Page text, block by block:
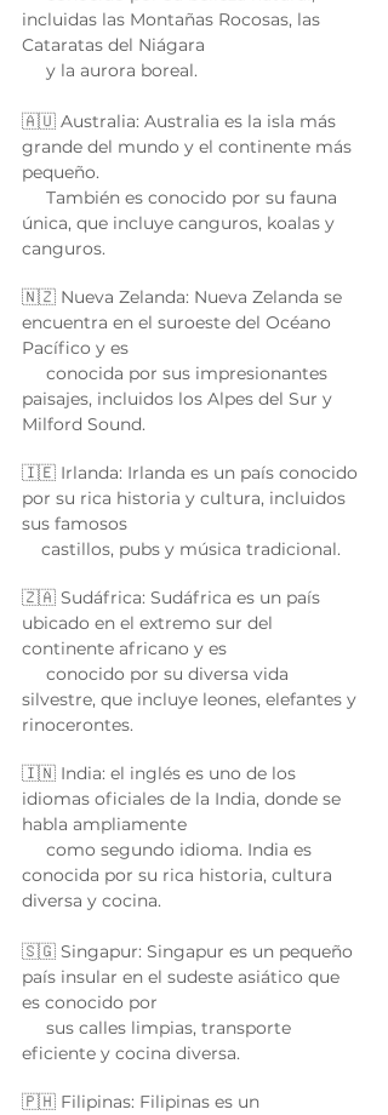
incluidas las Montañas Rocosas, las
Cataratas del Niágara
     y la aurora boreal.
🇦🇺 Australia: Australia es la isla más
grande del mundo y el continente más
pequeño.
única, que incluye canguros, koalas y
canguros.
🇳🇿 Nueva Zelanda: Nueva Zelanda se
encuentra en el suroeste del Océano
Pacífico y es
paisajes, incluidos los Alpes del Sur y
Milford Sound.
🇮🇪 Irlanda: Irlanda es un país conocido
por su rica historia y cultura, incluidos
sus famosos
    castillos, pubs y música tradicional.
🇿🇦 Sudáfrica: Sudáfrica es un país
ubicado en el extremo sur del
continente africano y es
silvestre, que incluye leones, elefantes y
rinocerontes.
🇮🇳 India: el inglés es uno de los
idiomas oficiales de la India, donde se
habla ampliamente
conocida por su rica historia, cultura
diversa y cocina.
🇸🇬 Singapur: Singapur es un pequeño
país insular en el sudeste asiático que
es conocido por
eficiente y cocina diversa.
🇵🇭 Filipinas: Filipinas es un